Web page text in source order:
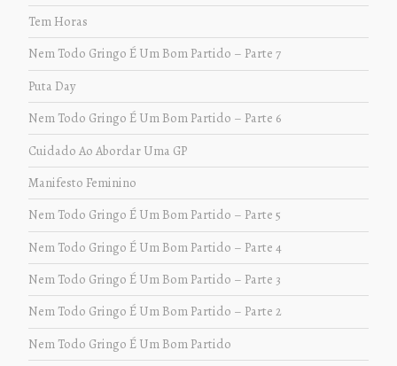
Tem Horas
Nem Todo Gringo É Um Bom Partido – Parte 7
Puta Day
Nem Todo Gringo É Um Bom Partido – Parte 6
Cuidado Ao Abordar Uma GP
Manifesto Feminino
Nem Todo Gringo É Um Bom Partido – Parte 5
Nem Todo Gringo É Um Bom Partido – Parte 4
Nem Todo Gringo É Um Bom Partido – Parte 3
Nem Todo Gringo É Um Bom Partido – Parte 2
Nem Todo Gringo É Um Bom Partido